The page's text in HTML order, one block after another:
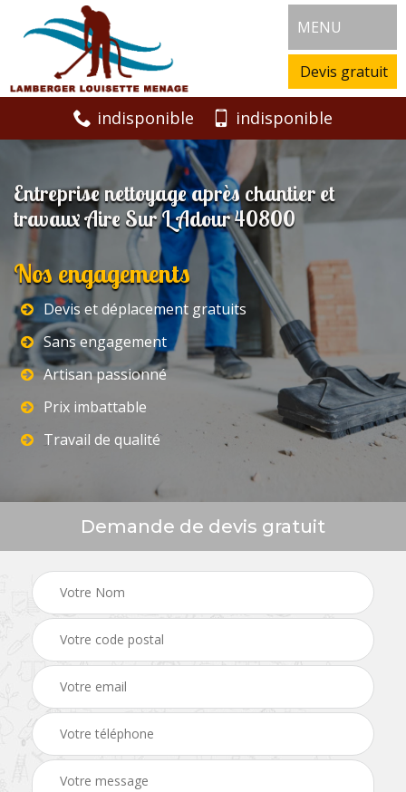
MENU
Devis gratuit
indisponible indisponible
Entreprise nettoyage après chantier et
travaux Aire Sur L Adour 40800
Nos engagements
Devis et déplacement gratuits
Sans engagement
Artisan passionné
Prix imbattable
Travail de qualité
Demande de devis gratuit